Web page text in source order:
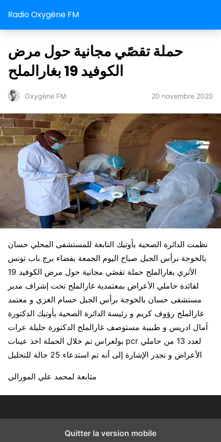
Radio Oxygène FM
حملة تقصًي مجانية حول مرض
الكوفيد 19 بغارالملح
Oxygène FM 20 novembre 2020
نظمت الدائرة الصحية بأوتيك التابعة للمستشفى المحلي حسان
بالخوجة برأس الجبل صباح اليوم الجمعة بفضاء برج باب تونس
الأثري بغارالملح حملة تقصَي مجانية حول مرض الكوفيد 19
لفائدة حاملي الأعراض بمعتمدية غارالملح تحت إشراف مدير
مستشفى حسان بالخوجة برأس الجبل حسام الغزي و معتمد
غارالملح رؤوف كريم و رئيسة الدائرة الصحية بأوتيك الدكتورة
آمال ادريس و طبيبة مستوصف غارالملح الدكتورة جليلة عرات
بولعراس تم خلال الحملة اخذ عينات pcr لعدد 13 من حاملي
الأعراض و تجدر الإشارة إلى أنه تم استدعاء 25 حالة للتحليل
متابعة لمحمد علي المورالي
Quitter la version mobile